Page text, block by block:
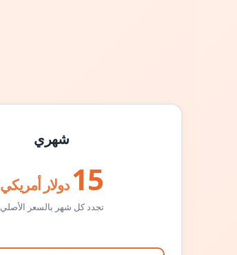
شهري
15 دولار أمريكي
تجدد كل شهر بالسعر الأصلي